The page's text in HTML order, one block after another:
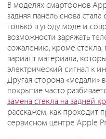
В моделях смартфонов
задняя панель снова
только в угоду моде и
возможности заряжать
сожалению, кроме
вариант материала,
электрический сигнал к
Другая сторона «медали»
покрытие часто
замена стекла на задней
расскажем, как проходит
сервисном центре Apple